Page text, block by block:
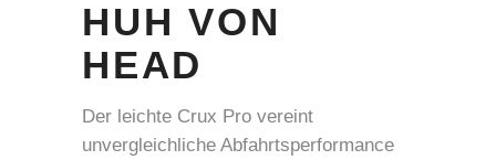
HUH VON
HEAD
Der leichte Crux Pro vereint
unvergleichliche Abfahrtsperformance